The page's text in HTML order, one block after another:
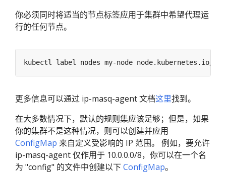
你必须同时将适当的节点标签应用于集群中希望代理运
行的任何节点。
kubectl label nodes my-node node.kubernetes.io/
更多信息可以通过 ip-masq-agent 文档这里找到。
在大多数情况下，默认的规则集应该足够；但是，如果
你的集群不是这种情况，则可以创建并应用
ConfigMap 来自定义受影响的 IP 范围。 例如，要允许
ip-masq-agent 仅作用于 10.0.0.0/8，你可以在一个名
为 "config" 的文件中创建以下ConfigMap。